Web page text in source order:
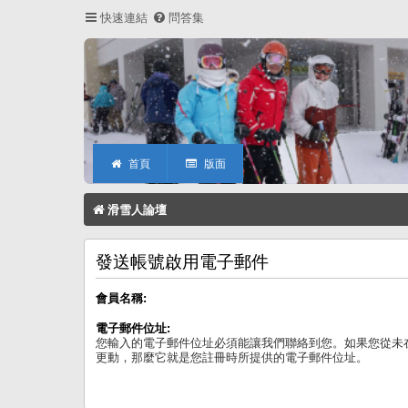
快速連結 問答集
首頁 版面
滑雪人論壇
發送帳號啟用電子郵件
會員名稱:
電子郵件位址:
您輸入的電子郵件位址必須能讓我們聯絡到您。如果您從未
更動，那麼它就是您註冊時所提供的電子郵件位址。